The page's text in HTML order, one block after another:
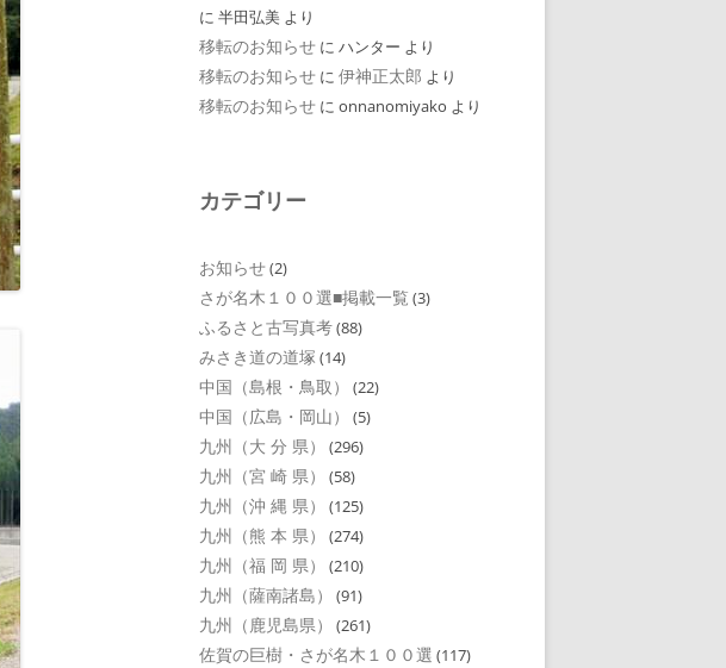
に 半田弘美 より
移転のお知らせ に ハンター より
移転のお知らせ に 伊神正太郎 より
移転のお知らせ に onnanomiyako より
カテゴリー
お知らせ(2)
さが名木１００選■掲載一覧 (3)
ふるさと古写真考(88)
みさき道の道塚 (14)
中国（島根・鳥取） (22)
中国（広島・岡山） (5)
九州（大 分 県） (296)
九州（宮 崎 県） (58)
九州（沖 縄 県） (125)
九州（熊 本 県） (274)
九州（福 岡 県） (210)
九州（薩南諸島） (91)
九州（鹿児島県） (261)
佐賀の巨樹・さが名木１００選 (117)